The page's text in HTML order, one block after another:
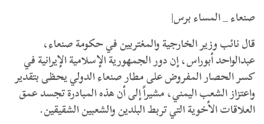
​صنعاء _ المساء برس|
قال نائب وزير الخارجية والمغتربين في حكومة صنعاء،
عبدالواحد أبوراس، إن دور الجمهورية الإسلامية الإيرانية في
كسر الحصار المفروض على مطار صنعاء الدولي يحظى بتقدير
واعتزاز الشعب اليمني، مشيراً إلى أن هذه المبادرة تجسد عمق
العلاقات الأخوية التي تربط البلدين والشعبين الشقيقين.